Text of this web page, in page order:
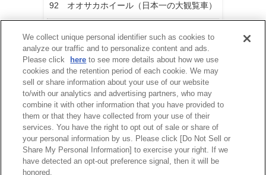
92 オオサカホイール（日本一の大観覧車）
We collect unique personal identifier such as cookies to
analyze our traffic and to personalize content and ads.
Please click
here to see more details about how we use
cookies and the retention period of each cookie. We may
sell or share information about your use of our website
to/with our analytics and advertising partners, who may
combine it with other information that you have provided to
them or that they have collected from your use of their
services. You have the right to opt out of sale or share of
your personal information by us. Please click [Do Not Sell or
Share My Personal Information] to exercise your right. If we
have detected an opt-out preference signal, then it will be
honored.